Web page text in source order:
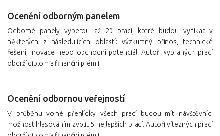
Ocenění odborným panelem
Odborné panely vyberou až 20 prací, které budou vynikat v
některých z následujících oblastí: výzkumný přínos, technické
řešení, inovace nebo obchodní potenciál. Autoři vybraných prací
obdrží diplom a finanční prémii.
Ocenění odbornou veřejností
V průběhu volné přehlídky všech prací budou mít návštěvníci
možnost hlasováním zvolit 5 nejlepších prací. Autoři vítezných prací